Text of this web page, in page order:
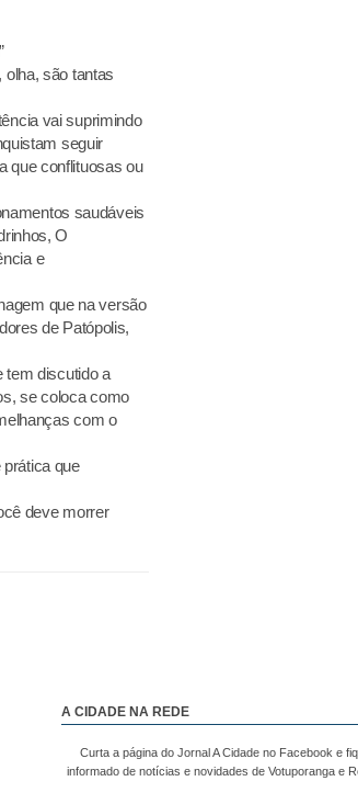
olha, são tantas
vai suprimindo
seguir
que conflituosas ou
saudáveis
O
e
que na versão
de Patópolis,
tem discutido a
se coloca como
com o
que
deve morrer
A CIDADE NA REDE
Curta a página do Jornal A Cidade no Facebook e
informado de notícias e novidades de Votuporanga e